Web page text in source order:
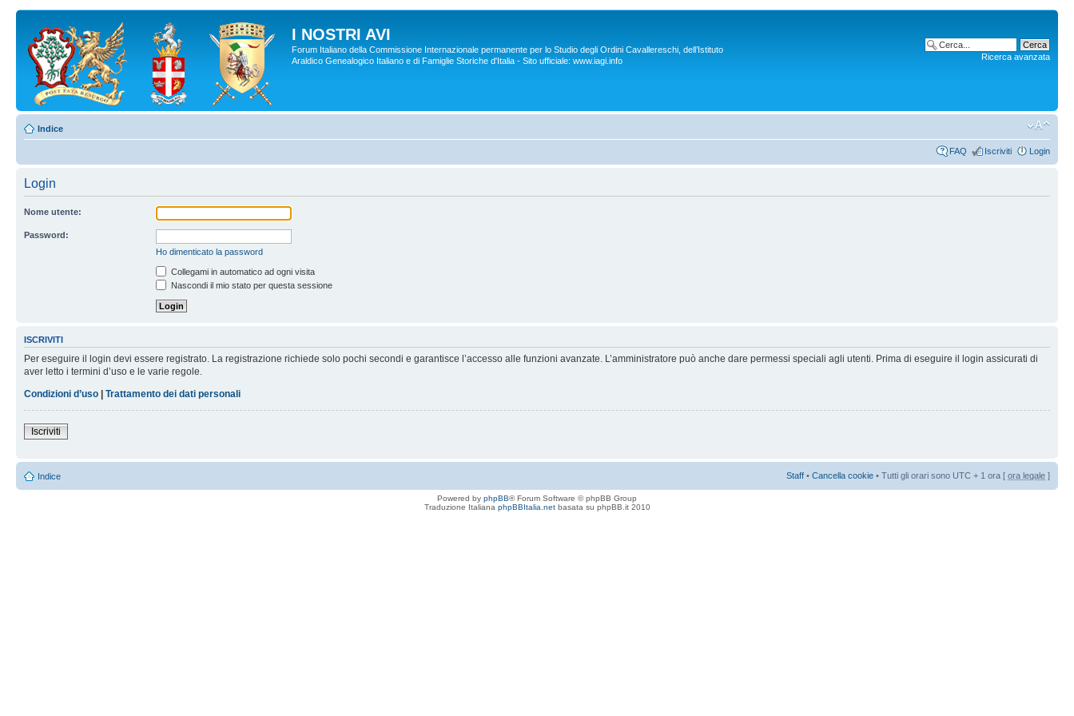
I NOSTRI AVI
Forum Italiano della Commissione Internazionale permanente per lo Studio degli Ordini Cavallereschi, dell’Istituto
Araldico Genealogico Italiano e di Famiglie Storiche d'Italia - Sito ufficiale: www.iagi.info
Ricerca avanzata
Indice
FAQ Iscriviti Login
Login
Nome utente:
Password:
Ho dimenticato la password
Collegami in automatico ad ogni visita
Nascondi il mio stato per questa sessione
ISCRIVITI
Per eseguire il login devi essere registrato. La registrazione richiede solo pochi secondi e garantisce l’accesso alle funzioni avanzate. L’amministratore può anche dare permessi speciali agli utenti. Prima di eseguire il login assicurati di
aver letto i termini d’uso e le varie regole.
Condizioni d’uso | Trattamento dei dati personali
Iscriviti
Indice Staff • Cancella cookie • Tutti gli orari sono UTC + 1 ora [ ora legale ]
Powered by phpBB® Forum Software © phpBB Group
Traduzione Italiana phpBBItalia.netbasata su phpBB.it 2010